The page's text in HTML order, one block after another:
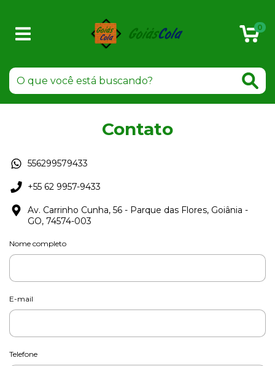
0
Contato
556299579433
+55 62 9957-9433
Av. Carrinho Cunha, 56 - Parque das Flores, Goiânia -
GO, 74574-003
Nome completo
E-mail
Telefone